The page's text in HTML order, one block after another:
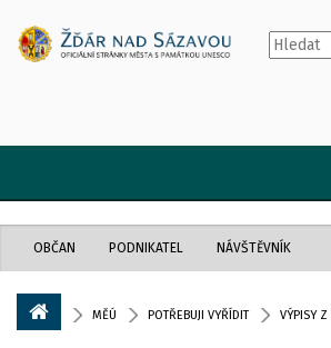
OBČAN PODNIKATEL NÁVŠTĚVNÍK
MĚÚ POTŘEBUJI VYŘÍDIT VÝPISY Z